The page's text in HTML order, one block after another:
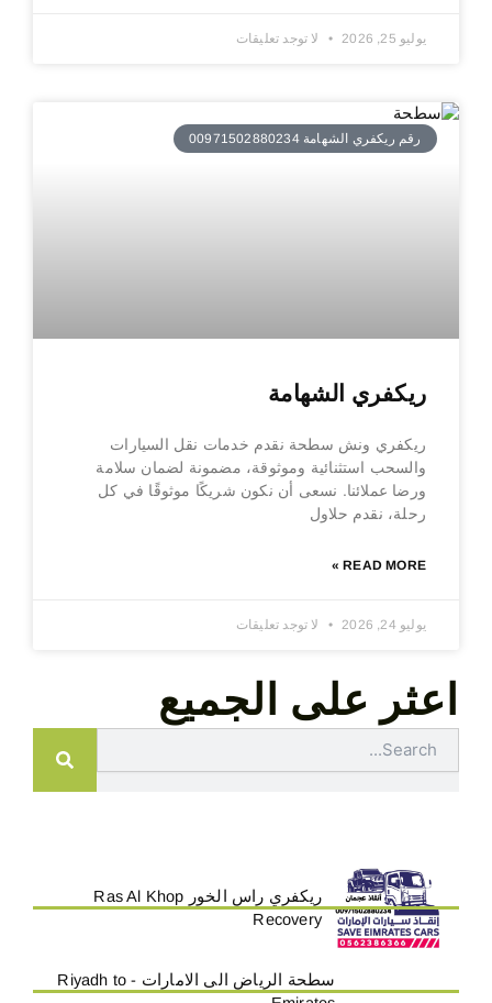
يوليو 25, 2026 لا توجد تعليقات
رقم ريكفري الشهامة 00971502880234
ريكفري الشهامة
ريكفري ونش سطحة نقدم خدمات نقل السيارات
والسحب استثنائية وموثوقة، مضمونة لضمان سلامة
ورضا عملائنا. نسعى أن نكون شريكًا موثوقًا في كل
رحلة، نقدم حلاول
READ MORE »
يوليو 24, 2026 لا توجد تعليقات
اعثر على الجميع
ريكفري راس الخور Ras Al Khop
Recovery
سطحة الرياض الى الامارات - Riyadh to